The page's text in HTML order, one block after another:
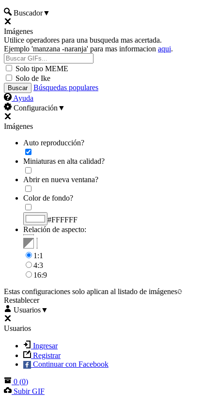
Buscador▼
Imágenes
Utilice operadores para una busqueda mas acertada.
Ejemplo 'manzana -naranja' para mas informacion aqui.
Solo tipo MEME
Solo de Ike
Búsquedas populares
Ayuda
Configuración ▼
Imágenes
Auto reproducción?
Miniaturas en alta calidad?
Abrir en nueva ventana?
Color de fondo?
#FFFFFF
Relación de aspecto:
1:1
4:3
16:9
Estas configuraciones solo aplican al listado de imágenes
Restablecer
Usuarios▼
Usuarios
Ingresar
Registrar
Continuar con Facebook
0 (0)
Subir GIF